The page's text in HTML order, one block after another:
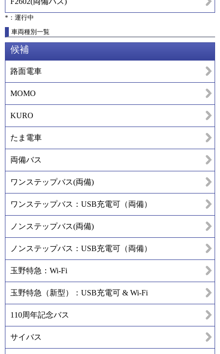
*：運行中
車両種別一覧
候補
路面電車
MOMO
KURO
たま電車
両備バス
ワンステップバス(両備)
ワンステップバス：USB充電可（両備）
ノンステップバス(両備)
ノンステップバス：USB充電可（両備）
玉野特急：Wi-Fi
玉野特急（新型）：USB充電可 & Wi-Fi
110周年記念バス
サイバス